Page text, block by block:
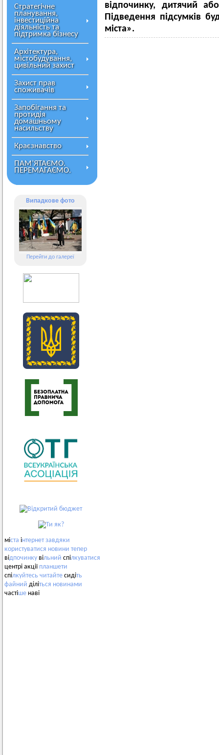
Стратегічне
планування,
інвестиційна
діяльність та
підтримка бізнесу
Архітектура,
містобудування,
цивільний захист
Захист прав
споживачів
Запобігання та
протидія
домашньому
насильству
Краєзнавство
ПАМ’ЯТАЄМО.
ПЕРЕМАГАЄМО.
Випадкове фото
Перейти до галереї
міста інтернет завдяки
користуватися новини тепер
відпочинку вільний спілкуватися
центрі акції планшети
спілкуйтесь читайте сидіть
файний діліться новинами
частіше наві
відпочинку, дитячий
Підведення підсумків
міста».